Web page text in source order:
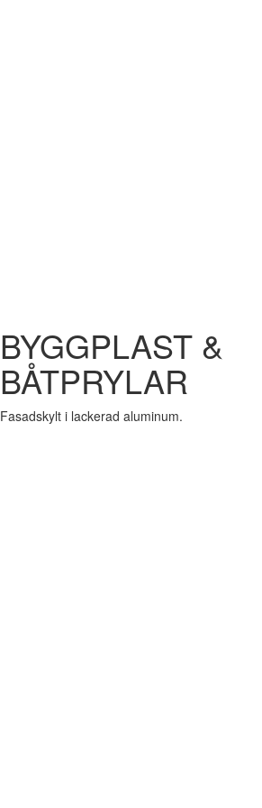
BYGGPLAST &
BÅTPRYLAR
Fasadskylt i lackerad aluminum.